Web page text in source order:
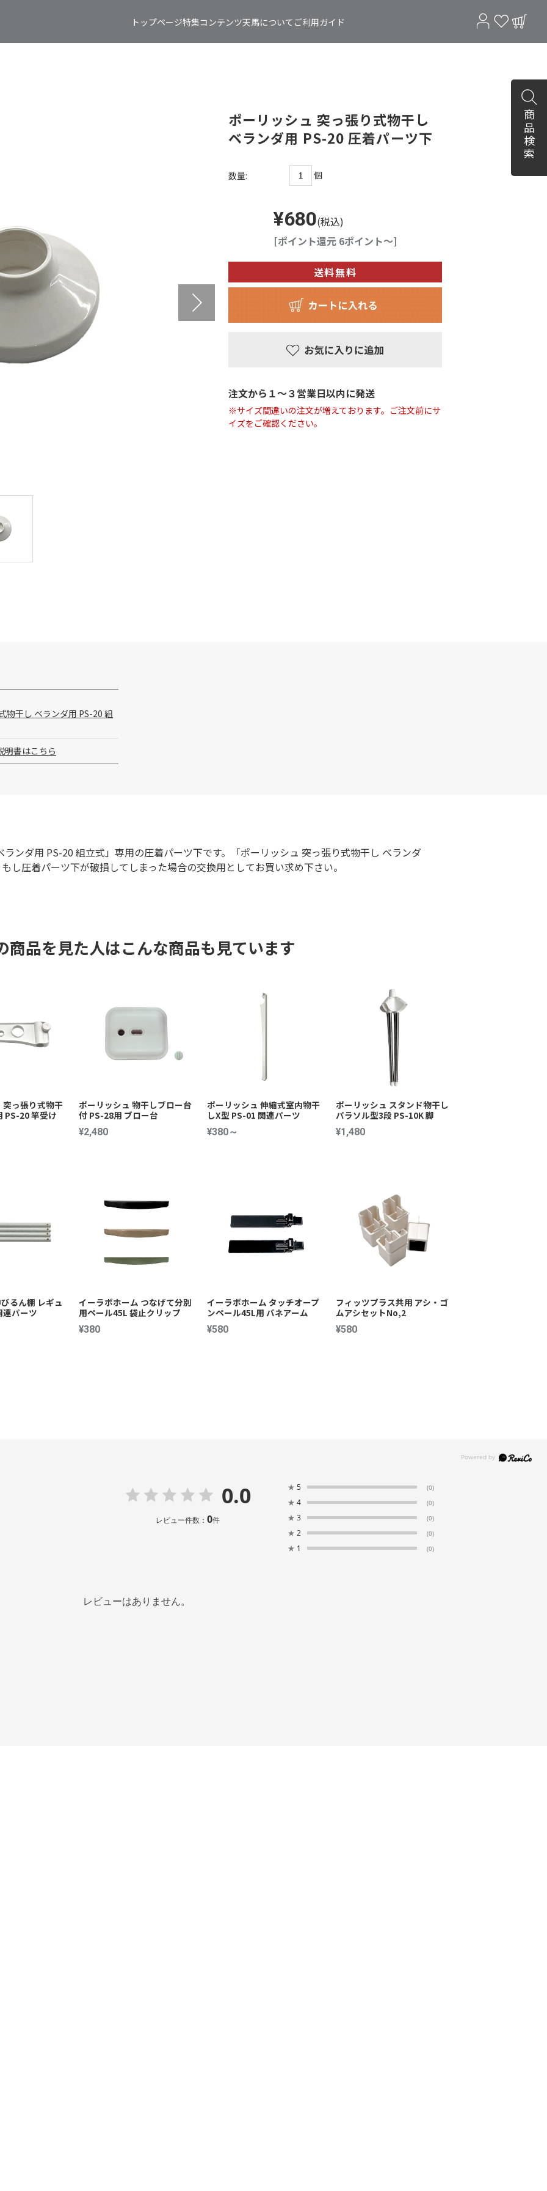
トップページ特集コンテンツ天馬について ご利用ガイド
ポーリッシュ 突っ張り式物干し
ベランダ用 PS-20 圧着パーツ下
¥680(税込)
[ポイント還元 6ポイント～]
数量: 個
注文から１〜３営業日以内に発送
※サイズ間違いの注文が増えております。ご注文前にサ
イズをご確認ください。
物干し ベランダ用 PS-20 組
明書はこちら
ンダ用 PS-20 組立式」専用の圧着パーツ下です。「ポーリッシュ 突っ張り式物干し ベランダ
し圧着パーツ下が破損してしまった場合の交換用としてお買い求め下さい。
商品を見た人はこんな商品も見ています
突っ張り式物干
PS-20 竿受け
ポーリッシュ 物干しブロー台
付 PS-28用 ブロー台
¥2,480
ポーリッシュ 伸縮式室内物干
しX型 PS-01 関連パーツ
¥380～
ポーリッシュ スタンド物干し
パラソル型3段 PS-10K 脚
¥1,480
るん棚 レギュ
連パーツ
イーラボホーム つなげて分別
用ペール45L 袋止クリップ
¥380
イーラボホーム タッチオープ
ンペール45L用 バネアーム
¥580
フィッツプラス共用 アシ・ゴ
ムアシセットNo,2
¥580
0.0
レビュー件数： 0件
★ 5 (0)
★ 4 (0)
★ 3 (0)
★ 2 (0)
★ 1 (0)
レビューはありません。
商品検索